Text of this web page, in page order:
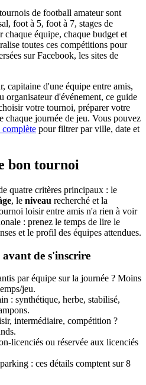
de football amateur sont
foot à 5, foot à 7, stages de
équipe, chaque budget et
toutes ces compétitions pour
sur Facebook, les sites de
capitaine d'une équipe entre amis,
organisateur d'événement, ce guide
votre tournoi, préparer votre
chaque journée de jeu. Vous pouvez
complète pour filtrer par ville, date et
bon tournoi
quatre critères principaux : le
, le niveau recherché et la
loisir entre amis n'a rien à voir
: prenez le temps de lire le
et le profil des équipes attendues.
avant de s'inscrire
par équipe sur la journée ? Moins
jeu.
: synthétique, herbe, stabilisé,
intermédiaire, compétition ?
licenciés ou réservée aux licenciés
: ces détails comptent sur 8